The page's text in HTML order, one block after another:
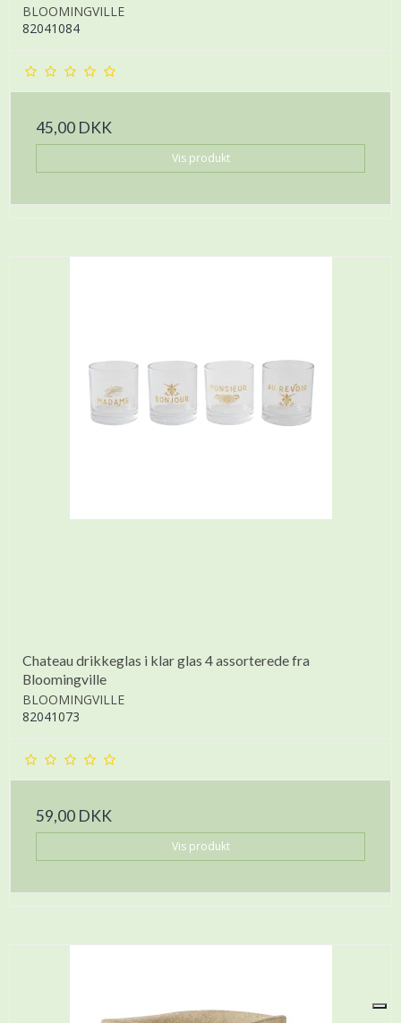
BLOOMINGVILLE
82041084
45,00 DKK
Vis produkt
Chateau drikkeglas i klar glas 4 assorterede fra
Bloomingville
BLOOMINGVILLE
82041073
59,00 DKK
Vis produkt